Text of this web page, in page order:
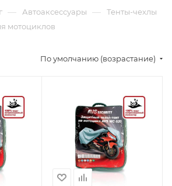
— Автоаксессуары — Тенты-чехлы
мотоциклов
По умолчанию (возрастание)